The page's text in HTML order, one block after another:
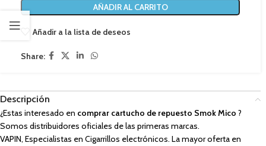
AÑADIR AL CARRITO
Añadir a la lista de deseos
Share:
Descripción
¿Estas interesado en comprar cartucho de repuesto Smok Mico ?
Somos distribuidores oficiales de las primeras marcas.
VAPIN, Especialistas en Cigarrillos electrónicos. La mayor oferta en